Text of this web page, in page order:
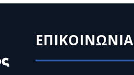
ΕΠΙΚΟΙΝΩΝΙΑ